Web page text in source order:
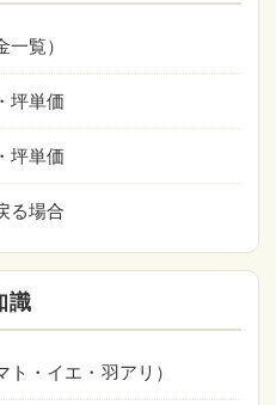
覧）
坪単価
坪単価
る場合
識
・イエ・羽アリ）